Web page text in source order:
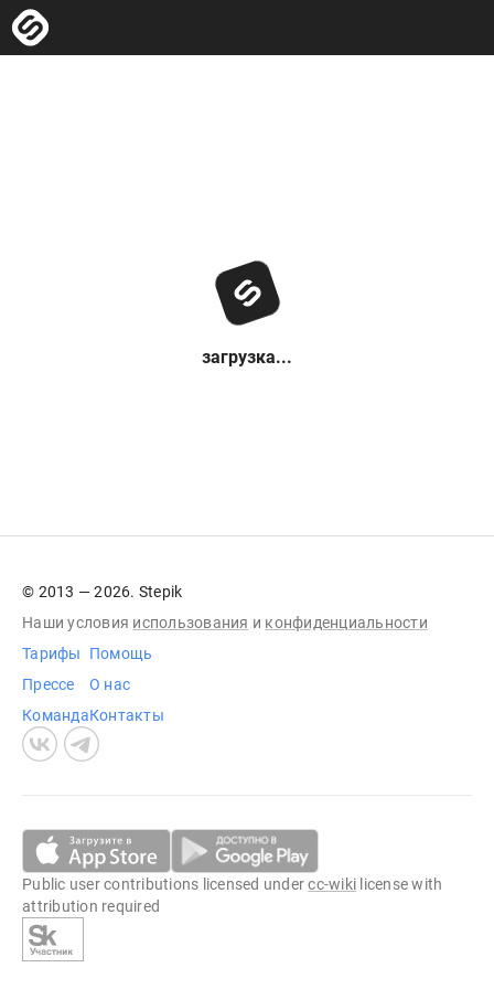
загрузка...
© 2013 — 2026. Stepik
Наши условия использования и конфиденциальности
Тарифы
Прессе
Команда
Помощь
О нас
Контакты
Public user contributions licensed undercc-wiki license with
attribution required